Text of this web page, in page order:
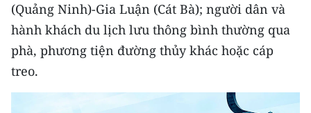
Infographic
TIN MỚI
(Quảng Ninh)-Gia Luận (Cát Bà); người dân và
hành khách du lịch lưu thông bình thường qua
phà, phương tiện đường thủy khác hoặc cáp
treo.